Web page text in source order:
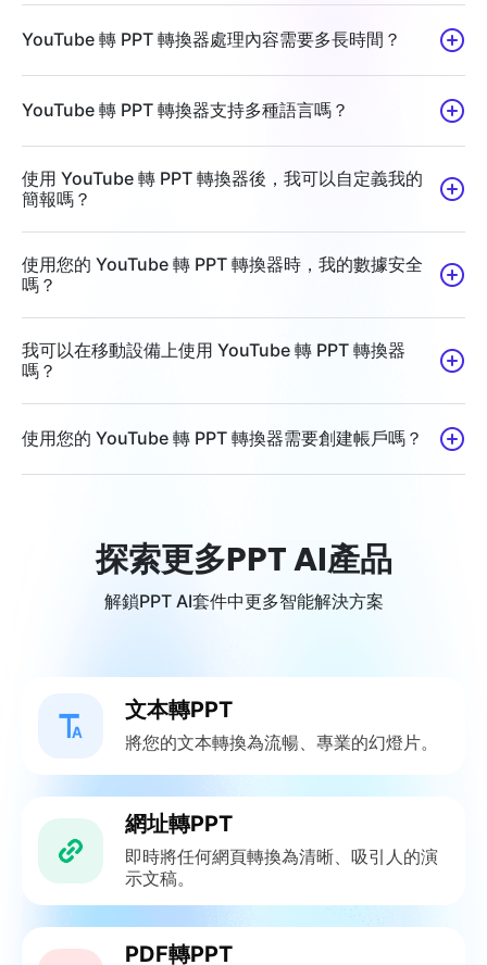
YouTube 轉 PPT 轉換器處理內容需要多長時間？
YouTube 轉 PPT 轉換器支持多種語言嗎？
使用 YouTube 轉 PPT 轉換器後，我可以自定義我的
簡報嗎？
使用您的 YouTube 轉 PPT 轉換器時，我的數據安全
嗎？
我可以在移動設備上使用 YouTube 轉 PPT 轉換器
嗎？
使用您的 YouTube 轉 PPT 轉換器需要創建帳戶嗎？
探索更多PPT AI產品
解鎖PPT AI套件中更多智能解決方案
文本轉PPT
將您的文本轉換為流暢、專業的幻燈片。
網址轉PPT
即時將任何網頁轉換為清晰、吸引人的演
示文稿。
PDF轉PPT